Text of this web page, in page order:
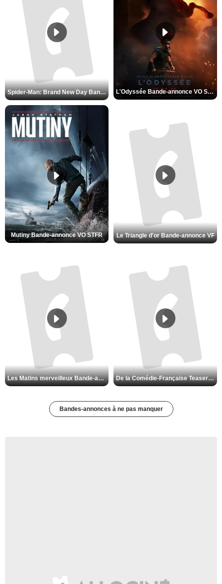
Spider-Man: Brand New Day Bande-annonce VO STFR L'Odyssée Bande-annonce VO STFR
Mutiny Bande-annonce VO STFR Le Triangle d'or Bande-annonce VF
Les Matins merveilleux Bande-annonce VF De la Comédie-Française Teaser VF
Bandes-annonces à ne pas manquer